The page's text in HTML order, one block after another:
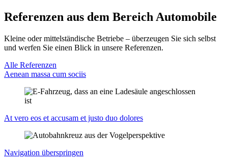
Referenzen aus dem Bereich Automobile
Kleine oder mittelständische Betriebe – überzeugen Sie sich selbst
und werfen Sie einen Blick in unsere Referenzen.
Alle Referenzen
Aenean massa cum sociis
At vero eos et accusam et justo duo dolores
Navigation überspringen